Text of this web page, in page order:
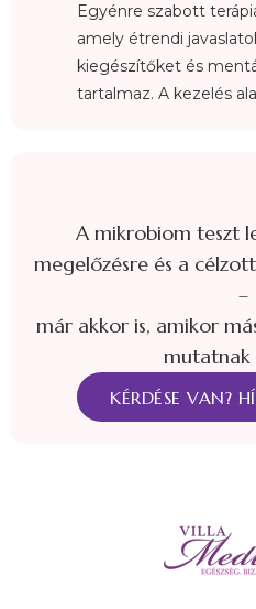
Egyénre szabott
amely étrendi
kiegészítőket és
tartalmaz. A kezelés
A mikrobiom teszt
megelőzésre és a
–
már akkor is, amikor
mutatnak
KÉRDÉSE VAN?